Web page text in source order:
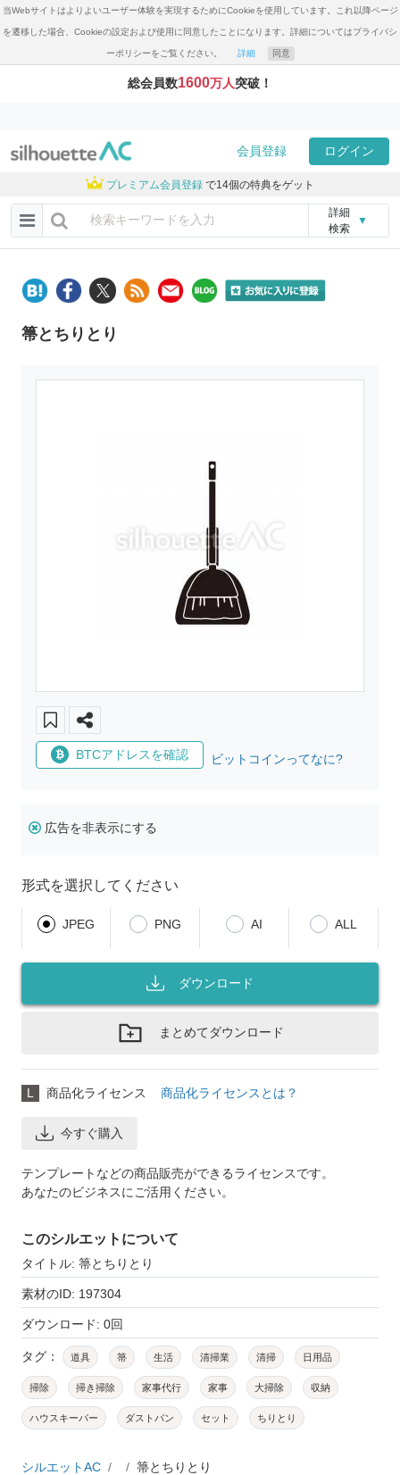
当Webサイトはよりよいユーザー体験を実現するためにCookieを使用しています。これ以降ページ
を遷移した場合、Cookieの設定および使用に同意したことになります。詳細についてはプライバシ
ーポリシーをご覧ください。 詳細 同意
総会員数1600万人突破！
会員登録 ログイン
プレミアム会員登録 で14個の特典をゲット
詳細
検索
▼
箒とちりとり
BTCアドレスを確認 ビットコインってなに?
広告を非表示にする
形式を選択してください
JPEG PNG AI ALL
ダウンロード
まとめてダウンロード
L 商品化ライセンス 商品化ライセンスとは？
今すぐ購入
テンプレートなどの商品販売ができるライセンスです。
あなたのビジネスにご活用ください。
このシルエットについて
タイトル: 箒とちりとり
素材のID: 197304
ダウンロード: 0回
タグ： 道具 箒 生活 清掃業 清掃 日用品
掃除 掃き掃除 家事代行 家事 大掃除 収納
ハウスキーパー ダストパン セット ちりとり
シルエットAC 箒とちりとり